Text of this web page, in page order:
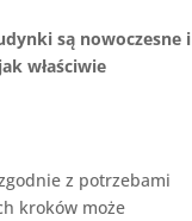
są nowoczesne i
właściwie
z potrzebami
kroków może